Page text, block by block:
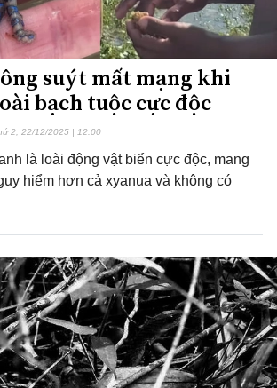
suýt mất mạng khi
bạch tuộc cực độc
2, 22/12/2025 | 12:00
là loài động vật biển cực độc, mang
hiểm hơn cả xyanua và không có